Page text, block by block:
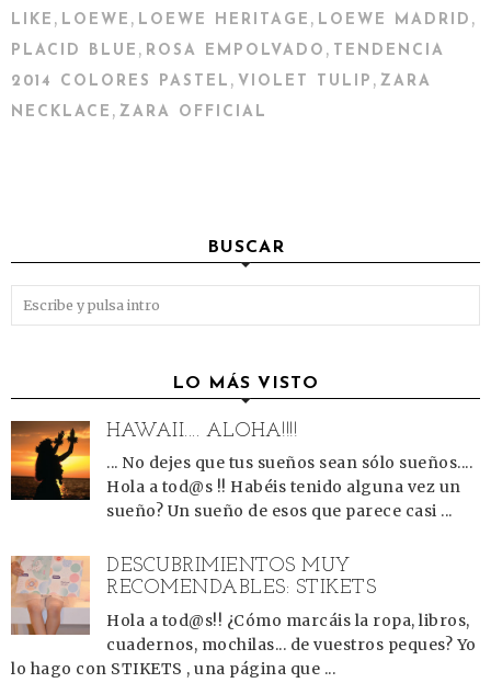
LIKE , LOEWE , LOEWE HERITAGE , LOEWE MADRID ,
PLACID BLUE , ROSA EMPOLVADO , TENDENCIA
2014 COLORES PASTEL , VIOLET TULIP , ZARA
NECKLACE , ZARA OFFICIAL
BUSCAR
LO MÁS VISTO
HAWAII.... ALOHA!!!!
... No dejes que tus sueños sean sólo sueños....
Hola a tod@s !! Habéis tenido alguna vez un
sueño? Un sueño de esos que parece casi ...
DESCUBRIMIENTOS MUY
RECOMENDABLES: STIKETS
Hola a tod@s!! ¿Cómo marcáis la ropa, libros,
cuadernos, mochilas... de vuestros peques? Yo
lo hago con STIKETS , una página que ...